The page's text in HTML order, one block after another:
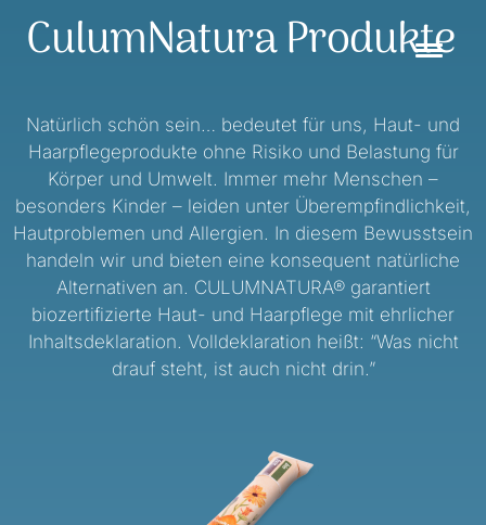
InhaltCulumNatura Produkte
Natürlich schön sein… bedeutet für uns, Haut- und
Haarpflegeprodukte ohne Risiko und Belastung für
Körper und Umwelt. Immer mehr Menschen –
besonders Kinder – leiden unter Überempfindlichkeit,
Hautproblemen und Allergien. In diesem Bewusstsein
handeln wir und bieten eine konsequent natürliche
Alternativen an. CULUMNATURA® garantiert
biozertifizierte Haut- und Haarpflege mit ehrlicher
Inhaltsdeklaration. Volldeklaration heißt: “Was nicht
drauf steht, ist auch nicht drin.”